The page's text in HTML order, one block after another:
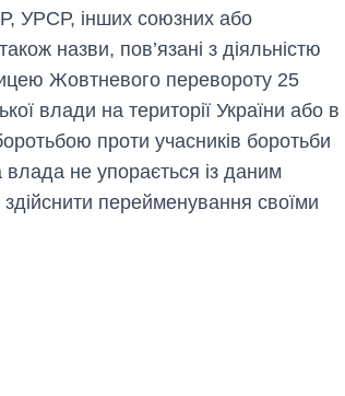
УРСР, інших союзних або
назви, пов’язані з діяльністю
Жовтневого перевороту 25
влади на території України або в
проти учасників боротьби
влада не упорається із даним
здійснити перейменування своїми